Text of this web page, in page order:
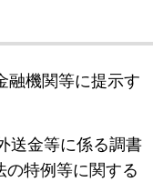
融機関等に提示す
送金等に係る調書
特例等に関する